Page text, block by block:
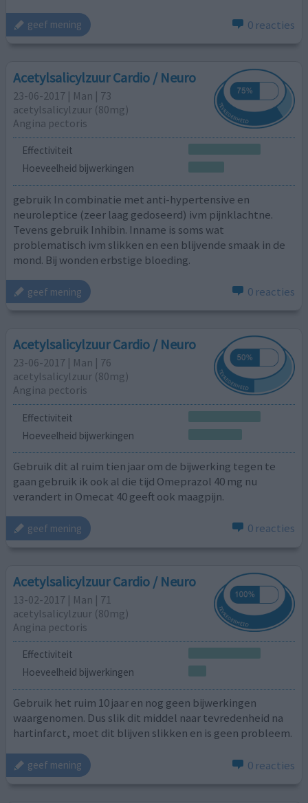
geef mening 0 reacties
Acetylsalicylzuur Cardio / Neuro
23-06-2017 | Man | 73
acetylsalicylzuur (80mg)
Angina pectoris
Effectiviteit
Hoeveelheid bijwerkingen
gebruik In combinatie met anti-hypertensive en
neuroleptice (zeer laag gedoseerd) ivm pijnklachtne.
Tevens gebruik Inhibin. Inname is soms wat
problematisch ivm slikken en een blijvende smaak in de
mond. Bij wonden erbstige bloeding.
geef mening 0 reacties
Acetylsalicylzuur Cardio / Neuro
23-06-2017 | Man | 76
acetylsalicylzuur (80mg)
Angina pectoris
Effectiviteit
Hoeveelheid bijwerkingen
Gebruik dit al ruim tien jaar om de bijwerking tegen te
gaan gebruik ik ook al die tijd Omeprazol 40 mg nu
verandert in Omecat 40 geeft ook maagpijn.
geef mening 0 reacties
Acetylsalicylzuur Cardio / Neuro
13-02-2017 | Man | 71
acetylsalicylzuur (80mg)
Angina pectoris
Effectiviteit
Hoeveelheid bijwerkingen
Gebruik het ruim 10 jaar en nog geen bijwerkingen
waargenomen. Dus slik dit middel naar tevredenheid na
hartinfarct, moet dit blijven slikken en is geen probleem.
geef mening 0 reacties